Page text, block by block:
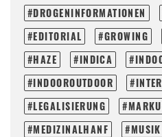
DROGENINFORMATIONEN
EDITORIAL
GROWING
HAZE
INDICA
INDOOROUTDOOR
LEGALISIERUNG
MEDIZINALHANF
MUSIK